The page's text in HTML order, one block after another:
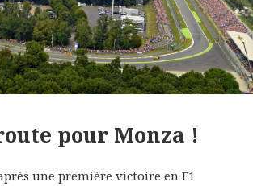
pour Monza !
une première victoire en F1